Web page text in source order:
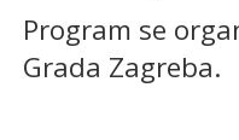
Program se
Grada Zagreba.